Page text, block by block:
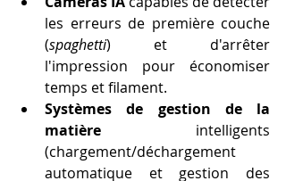
les erreurs de première couche
(spaghetti) et d'arrêter
l'impression pour économiser
temps et filament.
Systèmes de gestion de la
matière intelligents
(chargement/déchargement
automatique et gestion des